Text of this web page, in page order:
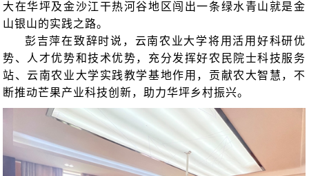
大在华坪及金沙江干热河谷地区闯出一条绿水青山就是金
山银山的实践之路。
彭吉萍在致辞时说，云南农业大学将用活用好科研优
势、人才优势和技术优势，充分发挥好农民院士科技服务
站、云南农业大学实践教学基地作用，贡献农大智慧，不
断推动芒果产业科技创新，助力华坪乡村振兴。